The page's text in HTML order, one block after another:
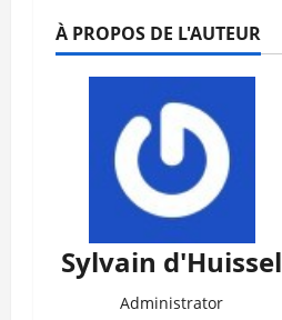
À PROPOS DE L'AUTEUR
Sylvain d'Huissel
Administrator